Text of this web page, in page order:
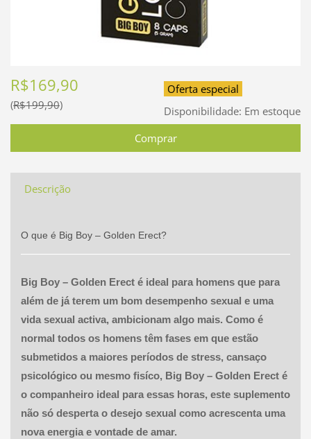
Oferta especial
Disponibilidade: Em estoque
R$169,90
R$199,90
Descrição
O que é Big Boy – Golden Erect?
Big Boy – Golden Erect é ideal para homens que para
além de já terem um bom desempenho sexual e uma
vida sexual activa, ambicionam algo mais. Como é
normal todos os homens têm fases em que estão
submetidos a maiores períodos de stress, cansaço
psicológico ou mesmo fisíco, Big Boy – Golden Erect é
o companheiro ideal para essas horas, este suplemento
não só desperta o desejo sexual como acrescenta uma
nova energia e vontade de amar.